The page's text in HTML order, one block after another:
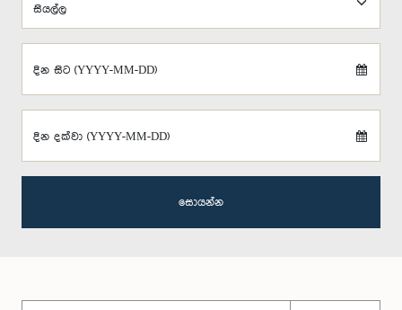
දින සිට (YYYY-MM-DD)
දින දක්වා (YYYY-MM-DD)
සොයන්න